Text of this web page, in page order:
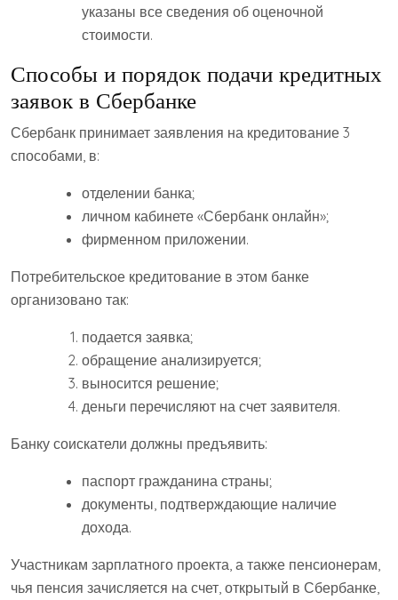
указаны все сведения об оценочной
стоимости.
Способы и порядок подачи кредитных
заявок в Сбербанке
Сбербанк принимает заявления на кредитование 3
способами, в:
отделении банка;
личном кабинете «Сбербанк онлайн»;
фирменном приложении.
Потребительское кредитование в этом банке
организовано так:
подается заявка;
обращение анализируется;
выносится решение;
деньги перечисляют на счет заявителя.
Банку соискатели должны предъявить:
паспорт гражданина страны;
документы, подтверждающие наличие
дохода.
Участникам зарплатного проекта, а также пенсионерам,
чья пенсия зачисляется на счет, открытый в Сбербанке,